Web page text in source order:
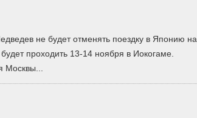
не будет отменять поездку в Японию на
проходить 13-14 ноября в Иокогаме.
Москвы...